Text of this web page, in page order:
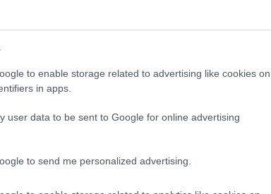
to enable storage related to advertising like cookies on
in apps.
user data to be sent to Google for online advertising
to send me personalized advertising.
a repülés élménye még mindig
a Heroes vs. Villains módra
suta és rövid egyjátékos mód